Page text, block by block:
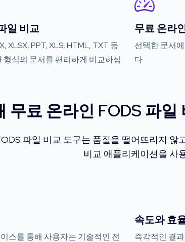
일 비교
XLSX, PPT, XLS, HTML, TXT 등
형식의 문서를 편리하게 비교하십
무료 온라
선택한 문서
다.
무료 온라인 FODS 파
파일 비교 도구는 품질을 떨어뜨리지
비교 애플리케이션을 사
스를 통해 사용자는 기술적인 전
속도와 효
즉각적인 결